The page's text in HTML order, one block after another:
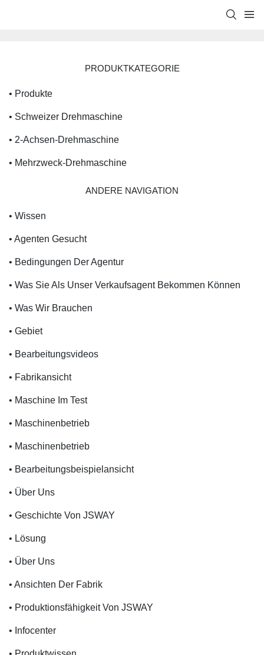
PRODUKTKATEGORIE
• Produkte
• Schweizer Drehmaschine
• 2-Achsen-Drehmaschine
• Mehrzweck-Drehmaschine
ANDERE NAVIGATION
• Wissen
• Agenten Gesucht
• Bedingungen Der Agentur
• Was Sie Als Unser Verkaufsagent Bekommen Können
• Was Wir Brauchen
• Gebiet
• Bearbeitungsvideos
• Fabrikansicht
• Maschine Im Test
• Maschinenbetrieb
• Maschinenbetrieb
• Bearbeitungsbeispielansicht
• Über Uns
• Geschichte Von JSWAY
• Lösung
• Über Uns
• Ansichten Der Fabrik
• Produktionsfähigkeit Von JSWAY
• Infocenter